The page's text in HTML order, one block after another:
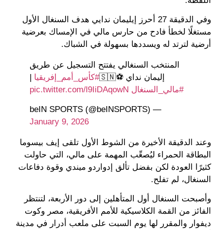
وفي الدقيقة 27 أحرز إيليمان ندايي هدف السنغال الأول
مستغلًا لخطأ فادح من حارس مالي في الإمساك بعرضية
أرضية لترتد له ويسددها بسهولة في الشباك.
المنتخب السنغالي يفتتح التسجيل عن طريق
إليمان نداي ⚽️🇸🇳
#كأس_أمم_إفريقيا |
#مالي_السنغال pic.twitter.com/l9IiDAqowN
— beIN SPORTS (@beINSPORTS)
January 9, 2026
وعند الدقيقة الأخيرة من الشوط الأول تلقى إيف بيسوما
البطاقة الحمراء ليُصعِّب المهمة على مالي، التي حاولت
كثيرًا العودة لكن بفضل تألق إدواردو ميندي وقوة دفاعات
السنغال، لم تفلح.
وأصبحت السنغال أول المتأهلين إلى دور الأربعة، لتنتظر
الفائز من القمة الكلاسيكية للأمم الأفريقية، مصر وكوت
ديفوار والمقرر لها يوم السبت على ملعب أدرار في مدينة